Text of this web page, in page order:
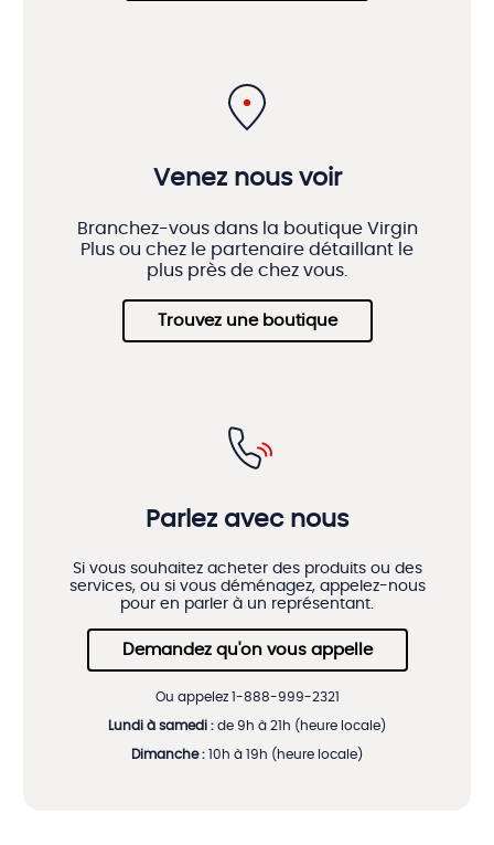
Venez nous voir
Branchez-vous dans la boutique Virgin
Plus ou chez le partenaire détaillant le
plus près de chez vous.
Trouvez une boutique
Parlez avec nous
Si vous souhaitez acheter des produits ou des
services, ou si vous déménagez, appelez-nous
pour en parler à un représentant.
Demandez qu'on vous appelle
Ou appelez 1-888-999-2321
Lundi à samedi : de 9h à 21h (heure locale)
Dimanche : 10h à 19h (heure locale)